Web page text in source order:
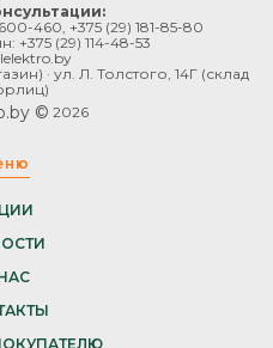
600-460 +375 (29) 181-85-80
+375 (29) 114-48-53
· ул. Л. Толстого, 14Г (склад
© 2026